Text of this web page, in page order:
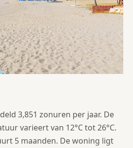
3,851 zonuren per jaar. De
varieert van 12°C tot 26°C.
5 maanden. De woning ligt